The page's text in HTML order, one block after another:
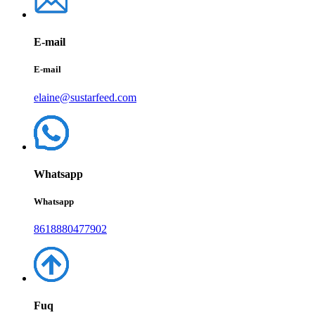
E-mail
E-mail
elaine@sustarfeed.com
Whatsapp
Whatsapp
8618880477902
Fuq